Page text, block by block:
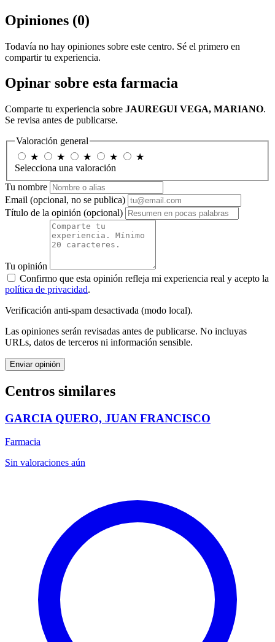
Opiniones (0)
Todavía no hay opiniones sobre este centro. Sé el primero en
compartir tu experiencia.
Opinar sobre esta farmacia
Comparte tu experiencia sobre JAUREGUI VEGA, MARIANO.
Se revisa antes de publicarse.
Valoración general
★
★ ★ ★
★
Selecciona una valoración
Tu nombre
Email (opcional, no se publica)
Título de la opinión (opcional)
Tu opinión
Confirmo que esta opinión refleja mi experiencia real y acepto la
política de privacidad.
Verificación anti-spam desactivada (modo local).
Las opiniones serán revisadas antes de publicarse. No incluyas
URLs, datos de terceros ni información sensible.
Enviar opinión
Centros similares
GARCIA QUERO, JUAN FRANCISCO
Farmacia
Sin valoraciones aún